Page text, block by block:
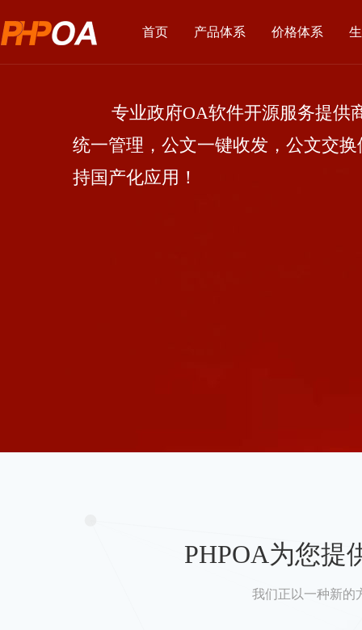
首页 产品体系 价格体系
专业政府OA软件开源服务提供商
统一管理，公文一键收发，公文交
持国产化应用！
PHPOA为您提
我们正以一种新的